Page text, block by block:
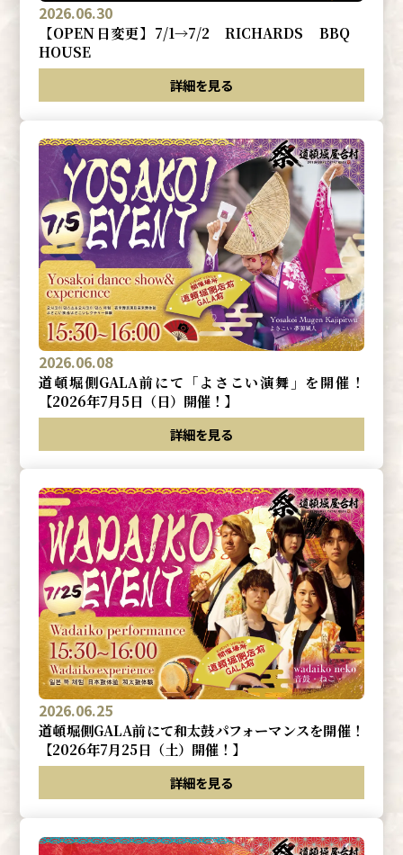
2026.06.30
【OPEN日変更】7/1→7/2 RICHARDS BBQ
HOUSE
詳細を見る
2026.06.08
道頓堀側GALA前にて「よさこい演舞」を開催！
【2026年7月5日（日）開催！】
詳細を見る
2026.06.25
道頓堀側GALA前にて和太鼓パフォーマンスを開催！
【2026年7月25日（土）開催！】
詳細を見る